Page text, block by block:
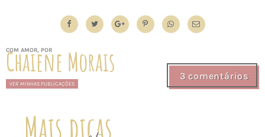
COM AMOR, POR
Chaiene Morais
VER MINHAS PUBLICAÇÕES
3 comentários
Mais dicas